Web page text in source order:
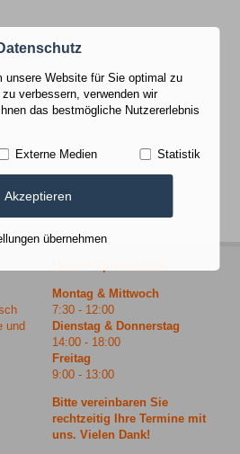
und
Montag & Mittwoch
7:30 - 12:00
Dienstag & Donnerstag
14:00 - 18:00
Freitag
9:00 - 13:00
Bitte vereinbaren Sie
rechtzeitig Ihre Termine mit
uns. Vielen Dank!
unsere Website für Sie optimal zu
verbessern, verwenden wir
das bestmögliche Nutzererlebnis
Externe Medien Statistik
Akzeptieren
übernehmen